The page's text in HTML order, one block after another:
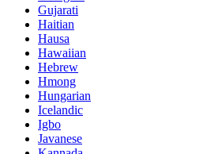
Gujarati
Haitian
Hausa
Hawaiian
Hebrew
Hmong
Hungarian
Icelandic
Igbo
Javanese